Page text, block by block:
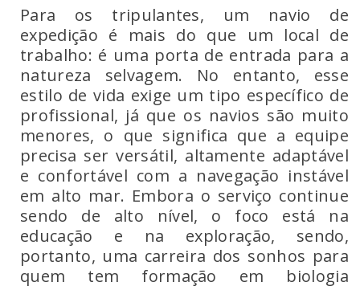
Para os tripulantes, um navio de
expedição é mais do que um local de
trabalho: é uma porta de entrada para a
natureza selvagem. No entanto, esse
estilo de vida exige um tipo específico de
profissional, já que os navios são muito
menores, o que significa que a equipe
precisa ser versátil, altamente adaptável
e confortável com a navegação instável
em alto mar. Embora o serviço continue
sendo de alto nível, o foco está na
educação e na exploração, sendo,
portanto, uma carreira dos sonhos para
quem tem formação em biologia